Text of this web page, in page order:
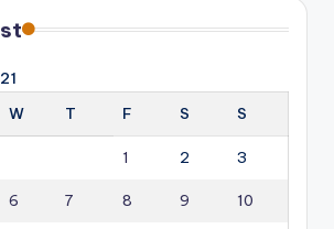
W T F S S
1 2 3
6 7 8 9 10